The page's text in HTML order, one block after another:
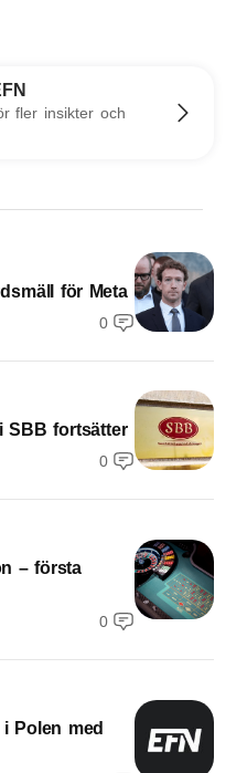
fler insikter och
för Meta
0
SBB fortsätter
0
– första
0
Polen med